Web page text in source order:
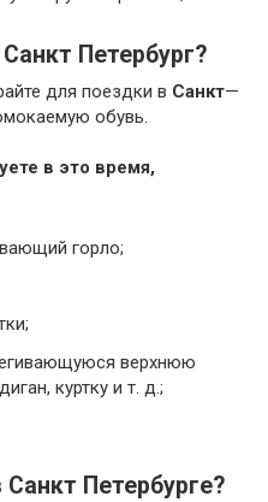
Петербург?
для поездки в Санкт—
обувь.
в это время,
горло;
верхнюю
куртку и т. д.;
Петербурге?